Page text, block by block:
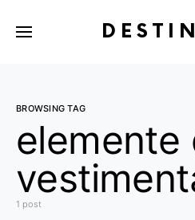
BROWSING TAG
elemente
1 post